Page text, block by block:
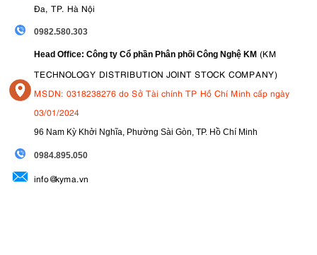
Đa, TP. Hà Nội
0982.580.303
Head Office: Công ty Cổ phần Phân phối Công Nghệ KM (KM
TECHNOLOGY DISTRIBUTION JOINT STOCK COMPANY)
MSDN: 0318238276 do Sở Tài chính TP Hồ Chí Minh cấp ngày
03/01/2024
96 Nam Kỳ Khởi Nghĩa, Phường Sài Gòn, TP. Hồ Chí Minh
0984.895.050
info@kyma.vn